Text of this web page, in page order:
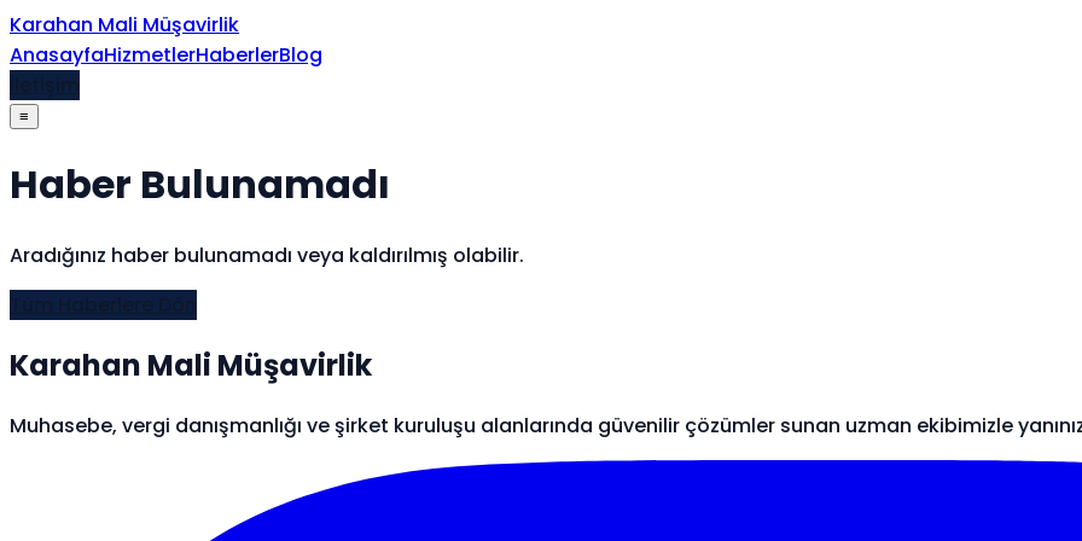
İçeriğe atla
Karahan Mali Müşavirlik
AnasayfaHizmetlerHaberlerBlog
≡
Haber Bulunamadı
Aradığınız haber bulunamadı veya kaldırılmış olabilir.
Karahan Mali Müşavirlik
Muhasebe, vergi danışmanlığı ve şirket kuruluşu alanlarında güvenilir çözümler sunan uzman ekibimizle